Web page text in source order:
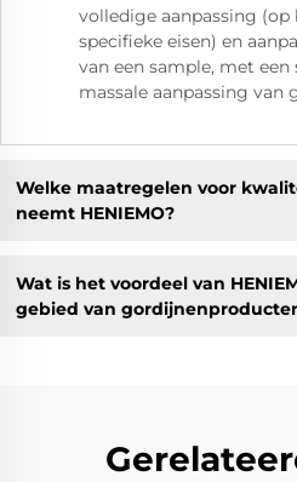
volledige aanpassing (op
specifieke eisen) en
van een sample, met een
massale aanpassing van
Welke maatregelen voor
neemt HENIEMO?
Wat is het voordeel van
gebied van